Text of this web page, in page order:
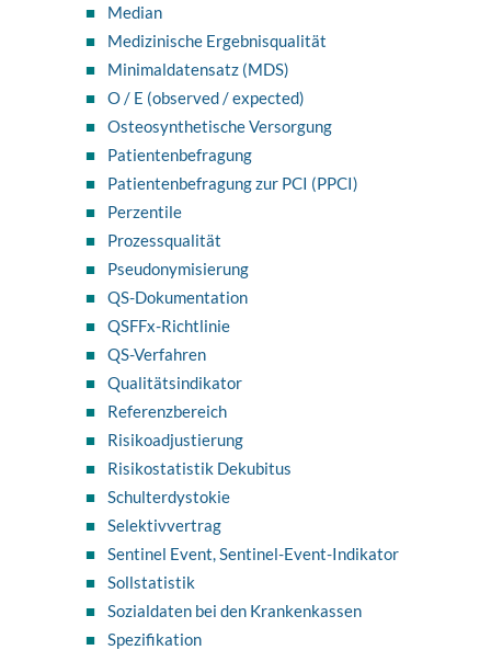
Median
Medizinische Ergebnisqualität
Minimaldatensatz (MDS)
O / E (observed / expected)
Osteosynthetische Versorgung
Patientenbefragung
Patientenbefragung zur PCI (PPCI)
Perzentile
Prozessqualität
Pseudonymisierung
QS-Dokumentation
QSFFx-Richtlinie
QS-Verfahren
Qualitätsindikator
Referenzbereich
Risikoadjustierung
Risikostatistik Dekubitus
Schulterdystokie
Selektivvertrag
Sentinel Event, Sentinel-Event-Indikator
Sollstatistik
Sozialdaten bei den Krankenkassen
Spezifikation